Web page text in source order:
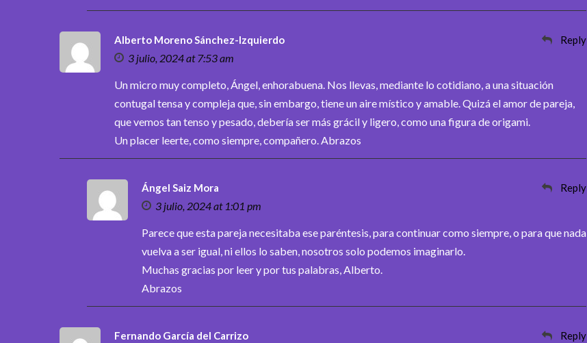
Alberto Moreno Sánchez-Izquierdo
3 julio, 2024 at 7:53 am
Reply
Un micro muy completo, Ángel, enhorabuena. Nos llevas, mediante lo cotidiano, a una situación
contugal tensa y compleja que, sin embargo, tiene un aire místico y amable. Quizá el amor de pareja,
que vemos tan tenso y pesado, debería ser más grácil y ligero, como una figura de origami.
Un placer leerte, como siempre, compañero. Abrazos
Ángel Saiz Mora
3 julio, 2024 at 1:01 pm
Reply
Parece que esta pareja necesitaba ese paréntesis, para continuar como siempre, o para que nada
vuelva a ser igual, ni ellos lo saben, nosotros solo podemos imaginarlo.
Muchas gracias por leer y por tus palabras, Alberto.
Abrazos
Fernando García del Carrizo Reply